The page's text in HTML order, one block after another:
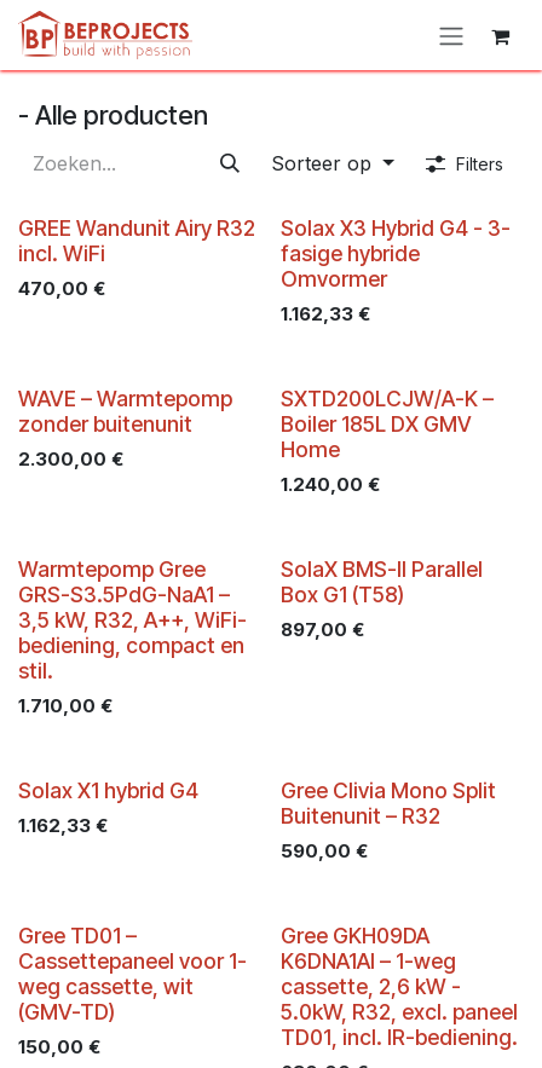
Overslaan naar inhoud
- Alle producten
Sorteer op Filters
GREE Wandunit Airy R32
incl. WiFi
470,00 €
Solax X3 Hybrid G4 - 3-
fasige hybride
Omvormer
1.162,33€
WAVE – Warmtepomp
zonder buitenunit
2.300,00 €
SXTD200LCJW/A-K –
Boiler 185L DX GMV
Home
1.240,00 €
Warmtepomp Gree
GRS-S3.5PdG-NaA1 –
3,5 kW, R32, A++, WiFi-
bediening, compact en
stil.
1.710,00 €
SolaX BMS-II Parallel
Box G1 (T58)
897,00 €
Solax X1 hybrid G4
1.162,33 €
Gree Clivia Mono Split
Buitenunit – R32
590,00 €
Gree TD01 –
Cassettepaneel voor 1-
weg cassette, wit
(GMV-TD)
150,00 €
Gree GKH09DA
K6DNA1AI – 1-weg
cassette, 2,6 kW -
5.0kW, R32, excl. paneel
TD01, incl. IR-bediening.